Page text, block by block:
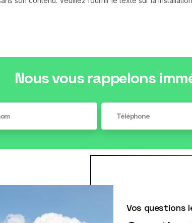
Nous vous rappelons
Vos questions